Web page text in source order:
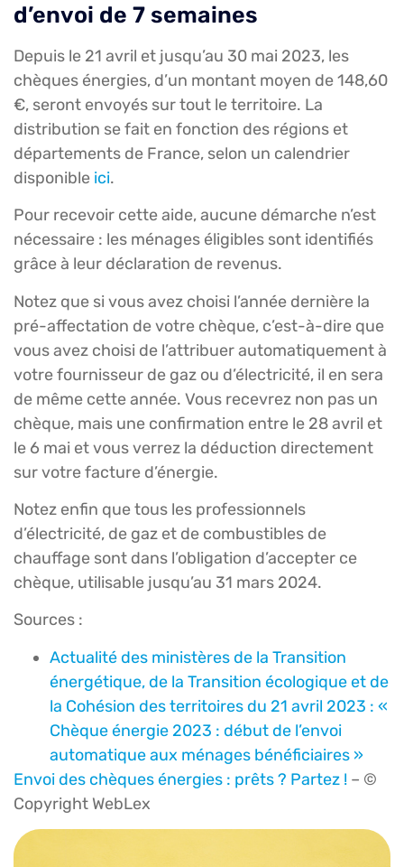
d’envoi de 7 semaines
Depuis le 21 avril et jusqu’au 30 mai 2023, les
chèques énergies, d’un montant moyen de 148,60
€, seront envoyés sur tout le territoire. La
distribution se fait en fonction des régions et
départements de France, selon un calendrier
disponible ici.
Pour recevoir cette aide, aucune démarche n’est
nécessaire : les ménages éligibles sont identifiés
grâce à leur déclaration de revenus.
Notez que si vous avez choisi l’année dernière la
pré-affectation de votre chèque, c’est-à-dire que
vous avez choisi de l’attribuer automatiquement à
votre fournisseur de gaz ou d’électricité, il en sera
de même cette année. Vous recevrez non pas un
chèque, mais une confirmation entre le 28 avril et
le 6 mai et vous verrez la déduction directement
sur votre facture d’énergie.
Notez enfin que tous les professionnels
d’électricité, de gaz et de combustibles de
chauffage sont dans l’obligation d’accepter ce
chèque, utilisable jusqu’au 31 mars 2024.
Sources :
Actualité des ministères de la Transition
énergétique, de la Transition écologique et de
la Cohésion des territoires du 21 avril 2023 : «
Chèque énergie 2023 : début de l’envoi
automatique aux ménages bénéficiaires »
Envoi des chèques énergies : prêts ? Partez ! – ©
Copyright WebLex